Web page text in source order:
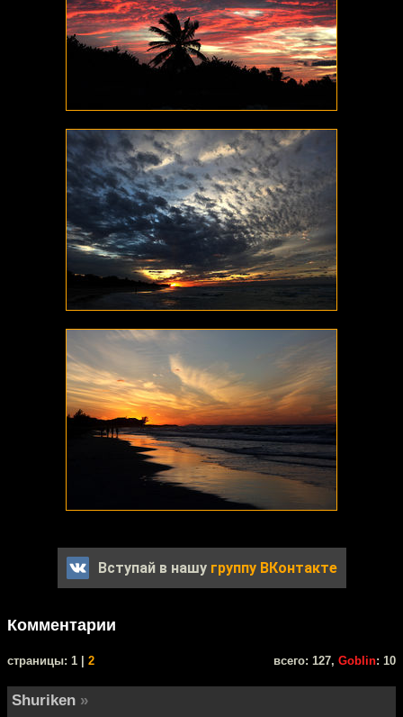
Вступай в нашу группу ВКонтакте
Комментарии
cтраницы: 1 | 2 всего: 127, Goblin: 10
Shuriken »